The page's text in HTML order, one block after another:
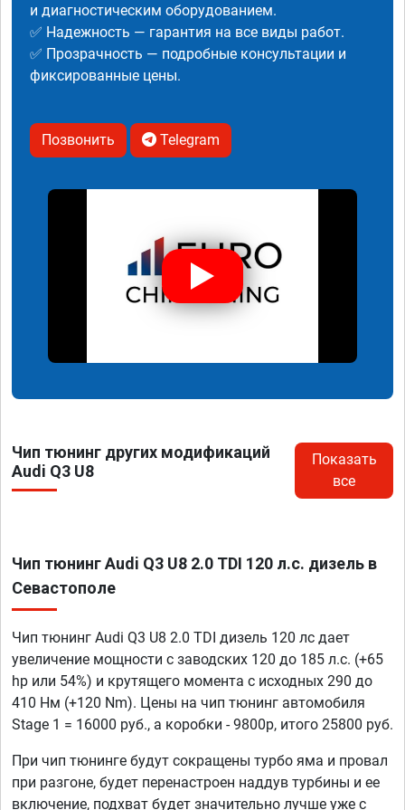
и диагностическим оборудованием.
✅ Надежность — гарантия на все виды работ.
✅ Прозрачность — подробные консультации и
фиксированные цены.
Позвонить Telegram
Чип тюнинг других модификаций
Audi Q3 U8
Показать
все
Чип тюнинг Audi Q3 U8 2.0 TDI 120 л.с. дизель в
Севастополе
Чип тюнинг Audi Q3 U8 2.0 TDI дизель 120 лс дает
увеличение мощности с заводских 120 до 185 л.с. (+65
hp или 54%) и крутящего момента с исходных 290 до
410 Нм (+120 Nm). Цены на чип тюнинг автомобиля
Stage 1 = 16000 руб., а коробки - 9800р, итого 25800 руб.
При чип тюнинге будут сокращены турбо яма и провал
при разгоне, будет перенастроен наддув турбины и ее
включение, подхват будет значительно лучше уже с